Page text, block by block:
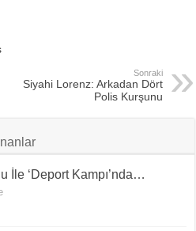
Sonraki
Siyahi Lorenz: Arkadan Dört
Polis Kurşunu
İle ‘Deport Kampı’nda…